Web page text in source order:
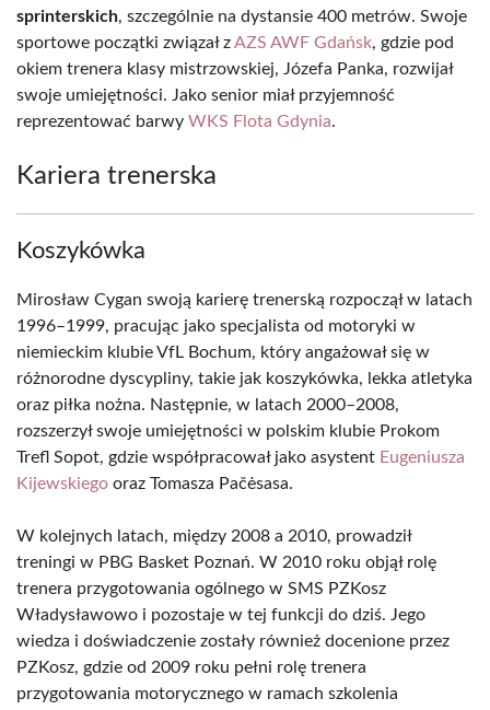
sprinterskich, szczególnie na dystansie 400 metrów. Swoje
sportowe początki związał zAZS AWF Gdańsk, gdzie pod
okiem trenera klasy mistrzowskiej, Józefa Panka, rozwijał
swoje umiejętności. Jako senior miał przyjemność
reprezentować barwy WKS Flota Gdynia.
Kariera trenerska
Koszykówka
Mirosław Cygan swoją karierę trenerską rozpoczął w latach
1996–1999, pracując jako specjalista od motoryki w
niemieckim klubie VfL Bochum, który angażował się w
różnorodne dyscypliny, takie jak koszykówka, lekka atletyka
oraz piłka nożna. Następnie, w latach 2000–2008,
rozszerzył swoje umiejętności w polskim klubie Prokom
Trefl Sopot, gdzie współpracował jako asystent Eugeniusza
Kijewskiego oraz Tomasza Pačėsasa.
W kolejnych latach, między 2008 a 2010, prowadził
treningi w PBG Basket Poznań. W 2010 roku objął rolę
trenera przygotowania ogólnego w SMS PZKosz
Władysławowo i pozostaje w tej funkcji do dziś. Jego
wiedza i doświadczenie zostały również docenione przez
PZKosz, gdzie od 2009 roku pełni rolę trenera
przygotowania motorycznego w ramach szkolenia